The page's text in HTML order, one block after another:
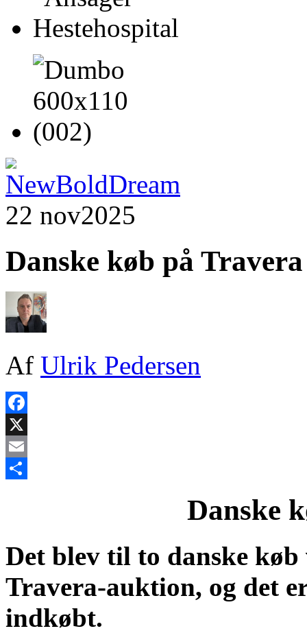
22 nov2025
Danske køb på Travera
Af Ulrik Pedersen
Facebook
X
Email
Danske
Det blev til to danske køb
Travera-auktion, og det
indkøbt.